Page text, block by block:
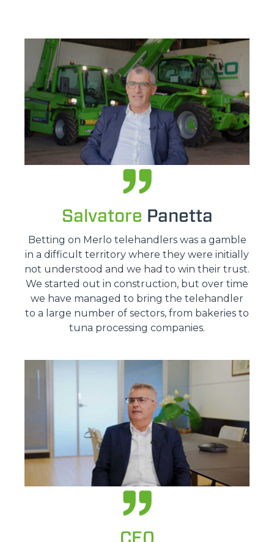
Salvatore Panetta
Betting on Merlo telehandlers was a gamble
in a difficult territory where they were initially
not understood and we had to win their trust.
We started out in construction, but over time
we have managed to bring the telehandler
to a large number of sectors, from bakeries to
tuna processing companies.
CEO